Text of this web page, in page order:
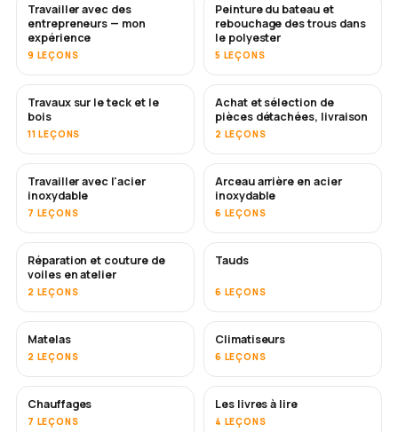
BIENTÔT
Travailler avec des
entrepreneurs — mon
expérience
9 LEÇONS
BIENTÔT
Peinture du bateau et
rebouchage des trous dans
le polyester
5 LEÇONS
Travaux sur le teck et le
bois
11 LEÇONS
BIENTÔT
Achat et sélection de
pièces détachées, livraison
2 LEÇONS
BIENTÔT
Travailler avec l'acier
inoxydable
7 LEÇONS
Arceau arrière en acier
inoxydable
6 LEÇONS
BIENTÔT
Réparation et couture de
voiles en atelier
2 LEÇONS
Tauds
6 LEÇONS
Matelas
2 LEÇONS
BIENTÔT
Climatiseurs
6 LEÇONS
BIENTÔT
Chauffages
7 LEÇONS
BIENTÔT
Les livres à lire
4 LEÇONS